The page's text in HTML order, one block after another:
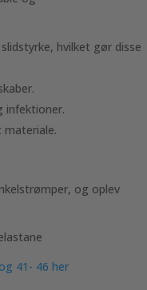
hvilket gør disse
infektioner.
og oplev
41- 46 her